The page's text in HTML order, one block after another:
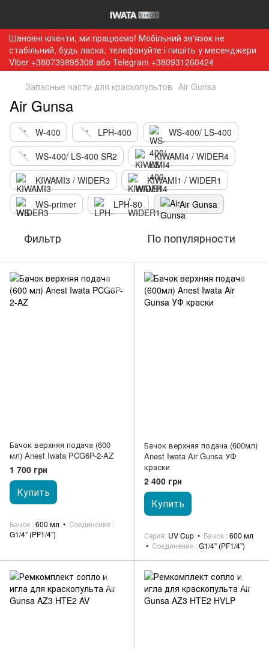
Шановні клієнти, ми працюємо! Мобільний зв'язок не
стабільний, будь ласка, телефонуйте і пишіть у месенджери
Viber +380739895308 або Telegram +380931260424
Запасные части для краскопультов Air Gunsa
Air Gunsa
W-400 LPH-400
WS-400/ LS-400
WS-400/ LS-400 SR2
KIWAMI4 / WIDER4
KIWAMI3 / WIDER3
KIWAMI1 / WIDER1
WS-primer
LPH-80 Air Gunsa
Фильтр По популярности
Бачок верхняя подача (600
мл) Anest Iwata PCG6P-2-AZ
1 700 грн
Купить
Бачок 600 мл
Соединение
G1/4” (PF1/4”)
Бачок верхняя подача (600мл)
Anest Iwata Air Gunsa УФ
краски
2 400 грн
Купить
Серия UV Cup Бачок 600 мл
Соединение G1/4” (PF1/4”)